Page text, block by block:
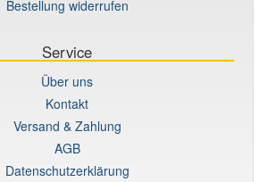
Bestellung widerrufen
Service
Über uns
Kontakt
Versand & Zahlung
AGB
Datenschutzerklärung